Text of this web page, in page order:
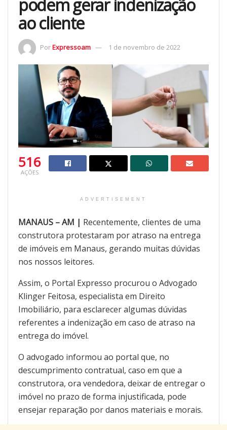
podem gerar indenização
ao cliente
PorExpressoam 1 de novembro de 2022
516
AÇÕES
ADVERTISEMENT
MANAUS – AM | Recentemente, clientes de uma
construtora protestaram por atraso na entrega
de imóveis em Manaus, gerando muitas dúvidas
nos nossos leitores.
Assim, o Portal Expresso procurou o Advogado
Klinger Feitosa, especialista em Direito
Imobiliário, para esclarecer algumas dúvidas
referentes a indenização em caso de atraso na
entrega do imóvel.
O advogado informou ao portal que, no
descumprimento contratual, caso em que a
construtora, ora vendedora, deixar de entregar o
imóvel no prazo de forma injustificada, pode
ensejar reparação por danos materiais e morais.